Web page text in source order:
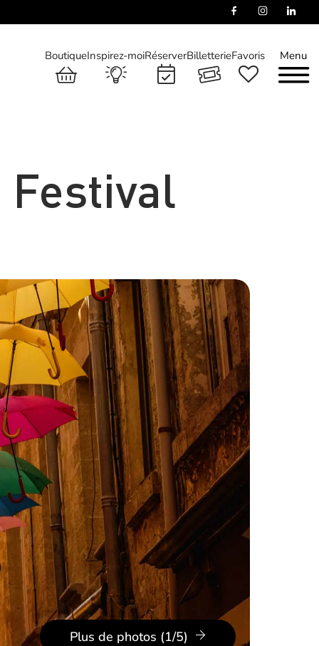
Menu
BoutiqueInspirez-moiRéserverBilletterieFavoris
Festival
Plus de photos (1/5)